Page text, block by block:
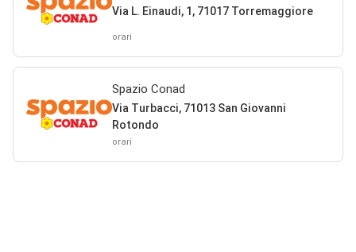
Via L. Einaudi, 1, 71017 Torremaggiore
orari
Spazio Conad
Via Turbacci, 71013 San Giovanni
Rotondo
orari